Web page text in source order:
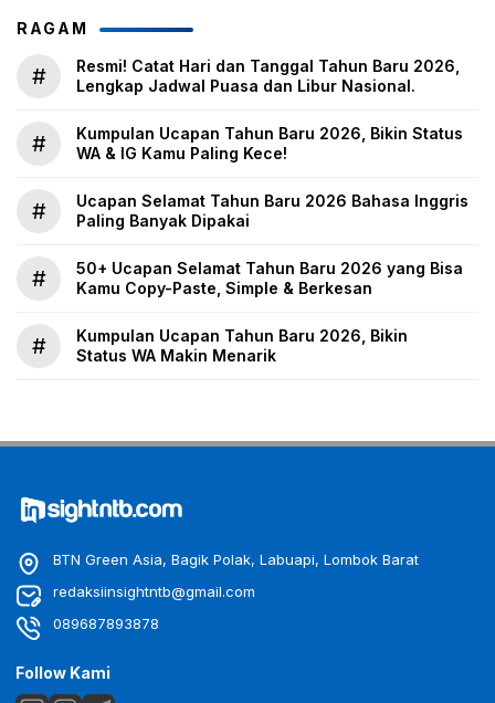
RAGAM
#
Resmi! Catat Hari dan Tanggal Tahun Baru 2026,
Lengkap Jadwal Puasa dan Libur Nasional.
#
Kumpulan Ucapan Tahun Baru 2026, Bikin Status
WA & IG Kamu Paling Kece!
#
Ucapan Selamat Tahun Baru 2026 Bahasa Inggris
Paling Banyak Dipakai
#
50+ Ucapan Selamat Tahun Baru 2026 yang Bisa
Kamu Copy-Paste, Simple & Berkesan
#
Kumpulan Ucapan Tahun Baru 2026, Bikin
Status WA Makin Menarik
BTN Green Asia, Bagik Polak, Labuapi, Lombok Barat
redaksiinsightntb@gmail.com
089687893878
Follow Kami